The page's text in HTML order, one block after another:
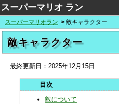
スーパーマリオ ラン
スーパーマリオラン 敵キャラクター
敵キャラクター
最終更新日： 2025年12月15日
敵について